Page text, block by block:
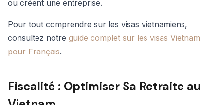
ou créent une entreprise.
Pour tout comprendre sur les visas vietnamiens,
consultez notre guide complet sur les visas Vietnam
pour Français.
Fiscalité : Optimiser Sa Retraite au